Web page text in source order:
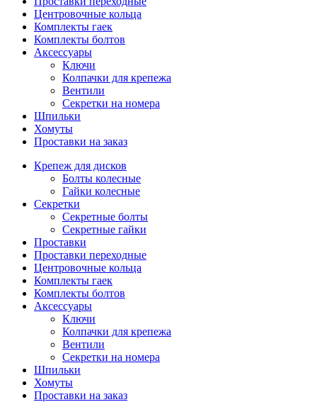
Центровочные кольца
Комплекты гаек
Комплекты болтов
Аксессуары
Ключи
Колпачки для крепежа
Вентили
Секретки на номера
Шпильки
Хомуты
Проставки на заказ
Крепеж для дисков
Болты колесные
Гайки колесные
Секретки
Секретные болты
Секретные гайки
Проставки
Проставки переходные
Центровочные кольца
Комплекты гаек
Комплекты болтов
Аксессуары
Ключи
Колпачки для крепежа
Вентили
Секретки на номера
Шпильки
Хомуты
Проставки на заказ